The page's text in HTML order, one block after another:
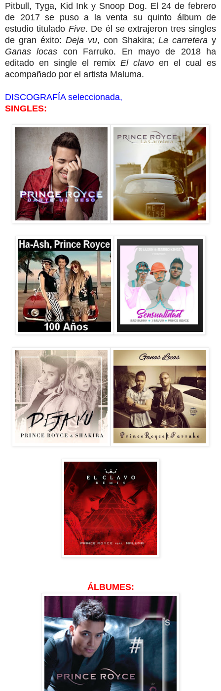
Pitbull, Tyga, Kid Ink y Snoop Dog. El 24 de febrero
de 2017 se puso a la venta su quinto álbum de
estudio titulado Five. De él se extrajeron tres singles
de gran éxito: Deja vu, con Shakira; La carretera y
Ganas locas con Farruko. En mayo de 2018 ha
editado en single el remix El clavo en el cual es
acompañado por el artista Maluma.
DISCOGRAFÍA seleccionada,
SINGLES:
ÁLBUMES: